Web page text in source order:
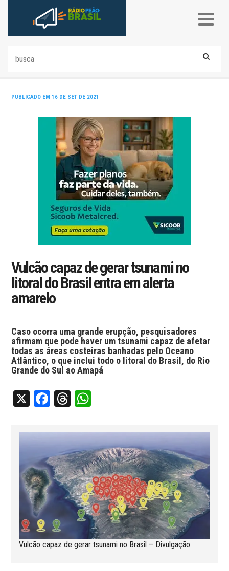
PUBLICADO EM 16 DE SET DE 2021
Vulcão capaz de gerar tsunami no
litoral do Brasil entra em alerta
amarelo
Caso ocorra uma grande erupção, pesquisadores
afirmam que pode haver um tsunami capaz de afetar
todas as áreas costeiras banhadas pelo Oceano
Atlântico, o que inclui todo o litoral do Brasil, do Rio
Grande do Sul ao Amapá
X Facebook
Threads
Vulcão capaz de gerar tsunami no Brasil – Divulgação